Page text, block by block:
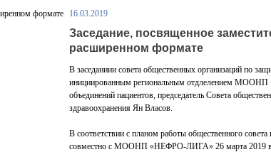
16.03.2019
Заседание, посвященное
расширенном формате
В заседаниии совета общественных организаций по
инициированным региональным отдлелением МООНП
объединений пациентов, председатель Совета
здравоохранения Ян Власов
В соответствии с планом работы общественного
совместно с МООНП «НЕФРО-ЛИГА» 26 марта 2019